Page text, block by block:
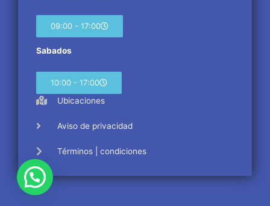
09:00 - 17:00
Sabados
10:00 - 17:00
Ubicaciones
Aviso de privacidad
Términos | condiciones